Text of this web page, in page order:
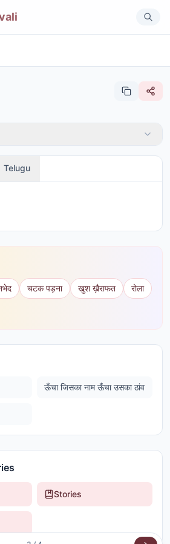
Telugu
चटक पड़ना खुश ख़ैराफत
रोला
ऊँचा जिसका नाम ऊँचा उसका ठांव
Stories